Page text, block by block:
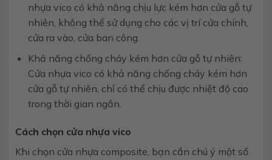
nhựa vico có khả năng chịu lực kém hơn cửa gỗ tự
nhiên, không thể sử dụng cho các vị trí cửa chính,
cửa ra vào, cửa ban công.
Khả năng chống cháy kém hơn cửa gỗ tự nhiên:
Cửa nhựa vico có khả năng chống cháy kém hơn
cửa gỗ tự nhiên, chỉ có thể chịu được nhiệt độ cao
trong thời gian ngắn.
Cách chọn cửa nhựa vico
Khi chọn cửa nhựa composite, bạn cần chú ý một số